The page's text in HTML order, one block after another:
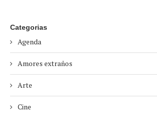
Categorias
Agenda
Amores extraños
Arte
Cine